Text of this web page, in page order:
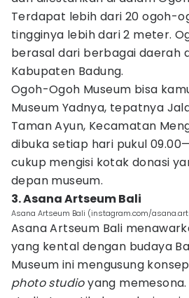
Terdapat lebih dari 20 ogoh-
tingginya lebih dari 2 meter.
berasal dari berbagai daerah
Kabupaten Badung.
Ogoh-Ogoh Museum bisa
Museum Yadnya, tepatnya
Taman Ayun, Kecamatan
dibuka setiap hari pukul
cukup mengisi kotak donasi
depan museum.
3. Asana Artseum Bali
Asana Artseum Bali (instagram.com/
Asana Artseum Bali
yang kental dengan budaya
Museum ini mengusung konsep
photo studioyang memesona.